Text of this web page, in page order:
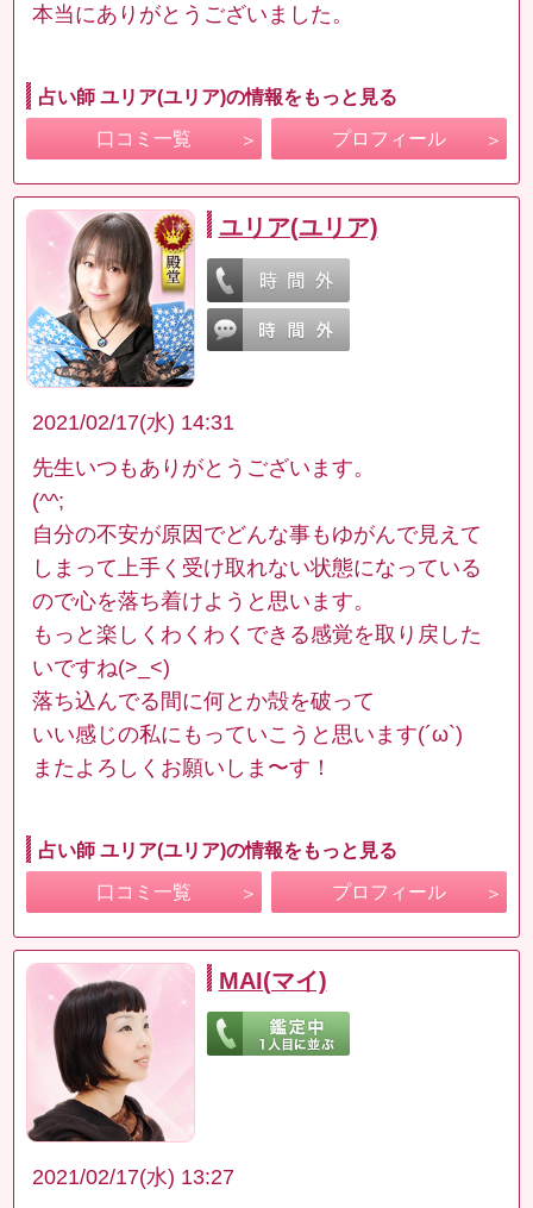
本当にありがとうございました。
占い師 ユリア(ユリア)の情報をもっと見る
口コミ一覧 プロフィール
ユリア(ユリア)
2021/02/17(水) 14:31
先生いつもありがとうございます。
(^^;
自分の不安が原因でどんな事もゆがんで見えて
しまって上手く受け取れない状態になっている
ので心を落ち着けようと思います。
もっと楽しくわくわくできる感覚を取り戻した
いですね(>_<)
落ち込んでる間に何とか殻を破って
いい感じの私にもっていこうと思います(´ω`)
またよろしくお願いしま〜す！
占い師 ユリア(ユリア)の情報をもっと見る
口コミ一覧 プロフィール
MAI(マイ)
2021/02/17(水) 13:27